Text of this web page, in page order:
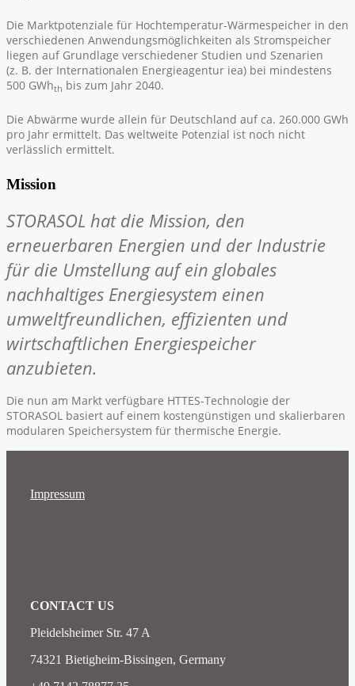
Die Marktpotenziale für Hochtemperatur-Wärmespeicher in den
verschiedenen Anwendungsmöglichkeiten als Stromspeicher
liegen auf Grundlage verschiedener Studien und Szenarien
(z. B. der Internationalen Energieagentur iea) bei mindestens
500 GWhth bis zum Jahr 2040.
Die Abwärme wurde allein für Deutschland auf ca. 260.000 GWh
pro Jahr ermittelt. Das weltweite Potenzial ist noch nicht
verlässlich ermittelt.
Mission
STORASOL hat die Mission, den
erneuerbaren Energien und der Industrie
für die Umstellung auf ein globales
nachhaltiges Energiesystem einen
umweltfreundlichen, effizienten und
wirtschaftlichen Energiespeicher
anzubieten.
Die nun am Markt verfügbare HTTES-Technologie der
STORASOL basiert auf einem kostengünstigen und skalierbaren
modularen Speichersystem für thermische Energie.
Impressum
CONTACT US
Pleidelsheimer Str. 47 A
74321 Bietigheim-Bissingen, Germany